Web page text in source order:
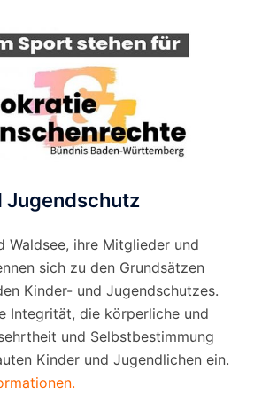
Jugendschutz
Waldsee, ihre Mitglieder und
sich zu den Grundsätzen
Kinder- und Jugendschutzes.
Integrität, die körperliche und
und Selbstbestimmung
Kinder und Jugendlichen ein.